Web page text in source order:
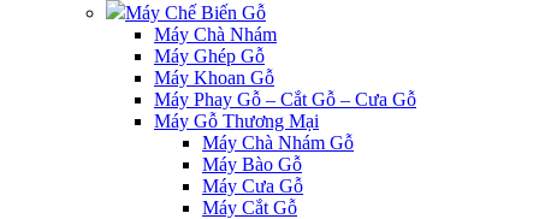
Máy Chế Biến Gỗ
Máy Chà Nhám
Máy Ghép Gỗ
Máy Khoan Gỗ
Máy Phay Gỗ – Cắt Gỗ – Cưa Gỗ
Máy Gỗ Thương Mại
Máy Chà Nhám Gỗ
Máy Bào Gỗ
Máy Cưa Gỗ
Máy Cắt Gỗ